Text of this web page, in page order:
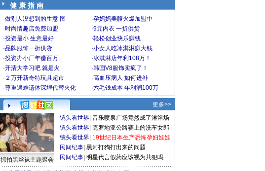
健 康 指 南
·做别人没想到的生意 图 ·孕妈妈美腹火爆加盟中
·时尚情趣店免费加盟 ·9元内衣 一折供货
·投资最小 生意最好 ·轻松创业快乐赚钱
·品牌服饰一折供货 ·小女人吃冰淇淋赚大钱
·投资办小厂年赚百万 ·冰淇淋店年利108万！
·开清大学习吧 就是火 ·韩国V8服饰卖疯了！
· ２万开新奇特玩具超市 ·高血压病人 如何进补
·尊重遇难遗体深埋代替火化 ·六毛钱成本 年利润100万
更多>>
抓拍黑丝袜主题聚会
镜头看世界 音乐喷泉广场竟然成了淋浴场
镜头看世界 克罗地亚公路赛上的洗车女郎
镜头看世界 19世纪日本生产恐怖孕妇娃娃
民间纪事 黑河打狗打出来的问题
民间纪事 明星代言假药应该视为共犯吗